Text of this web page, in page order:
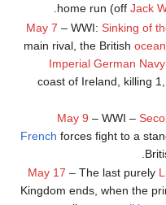
home run (off Jack
May 7 – WWI: Sinking of
main rival, the British
Imperial German Navy
coast of Ireland, killing
May 9 – WWI –
French forces fight to a
May 17 – The last purely
Kingdom ends, when the